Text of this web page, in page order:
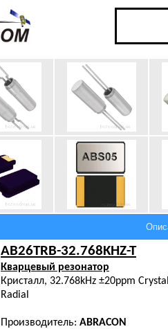
AB26TRB-32.768KHZ-T
Кварцевый резонатор
Кристалл, 32.768kHz ±20ppm
Radial
Производитель: ABRACON